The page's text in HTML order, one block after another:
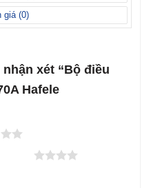
giá (0)
xét “Bộ điều
Hafele